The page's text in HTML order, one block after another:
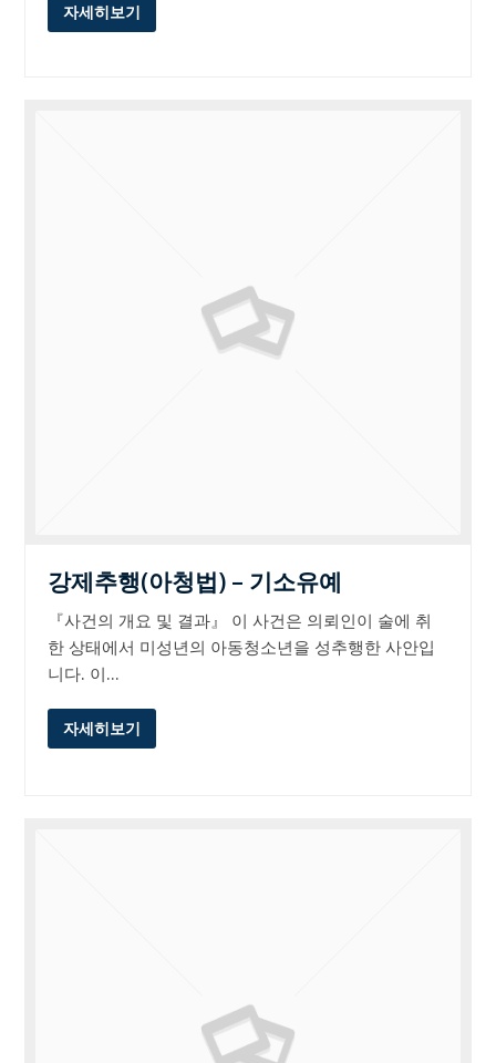
자세히보기
강제추행(아청법) – 기소유예
『사건의 개요 및 결과』 이 사건은 의뢰인이 술에 취
한 상태에서 미성년의 아동청소년을 성추행한 사안입
니다. 이…
자세히보기